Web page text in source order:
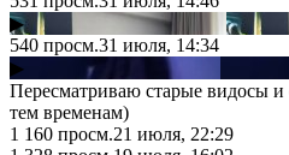
▶
540 просм.31 июля, 14:34
▶
Пересматриваю старые видосы
тем временам)
1 160 просм.21 июля, 22:29